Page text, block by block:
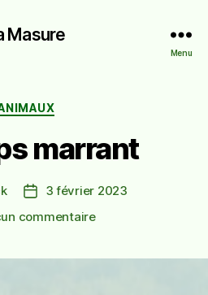
Masure
Menu
Catégories
marrant
Date3 février 2023
commentairesur